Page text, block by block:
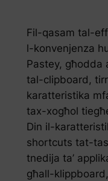
Fil-qasam tal-
l-konvenjenza
Pastey, għodda
tal-clipboard,
karatteristika
tax-xogħol
Din il-
shortcuts tat-
tnedija ta’
għall-